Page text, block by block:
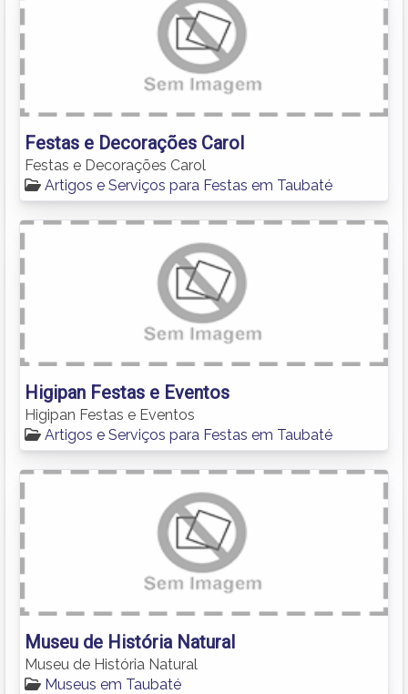
Festas e Decorações Carol
Festas e Decorações Carol
Artigos e Serviços para Festas em Taubaté
Higipan Festas e Eventos
Higipan Festas e Eventos
Artigos e Serviços para Festas em Taubaté
Museu de História Natural
Museu de História Natural
Museus em Taubaté